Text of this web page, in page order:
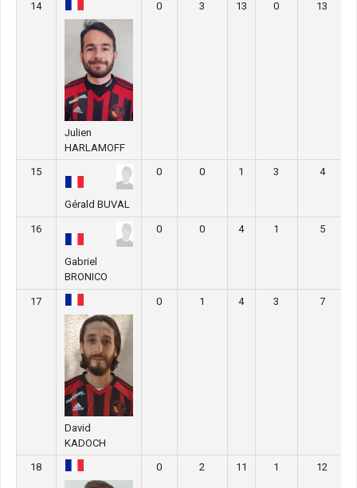
14
Julien
HARLAMOFF
0 3 13 0 13
15
Gérald BUVAL
0 0 1 3 4
16
Gabriel
BRONICO
0 0 4 1 5
17
David
KADOCH
0 1 4 3 7
18 0 2 11 1 12